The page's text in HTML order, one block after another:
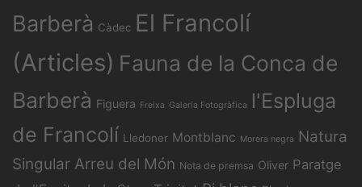
Barberà Càdec El Francolí
(Articles) Fauna de la Conca de
Barberà Figuera Freixa Galeria Fotogràfica
l'Espluga
de Francolí Lledoner Montblanc Morera negra
Natura
Singular Arreu del Món Nota de premsa Oliver Paratge